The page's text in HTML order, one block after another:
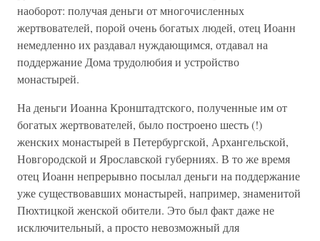
наоборот: получая деньги от многочисленных
жертвователей, порой очень богатых людей, отец Иоанн
немедленно их раздавал нуждающимся, отдавал на
поддержание Дома трудолюбия и устройство
монастырей.
На деньги Иоанна Кронштадтского, полученные им от
богатых жертвователей, было построено шесть (!)
женских монастырей в Петербургской, Архангельской,
Новгородской и Ярославской губерниях. В то же время
отец Иоанн непрерывно посылал деньги на поддержание
уже существовавших монастырей, например, знаменитой
Пюхтицкой женской обители. Это был факт даже не
исключительный, а просто невозможный для